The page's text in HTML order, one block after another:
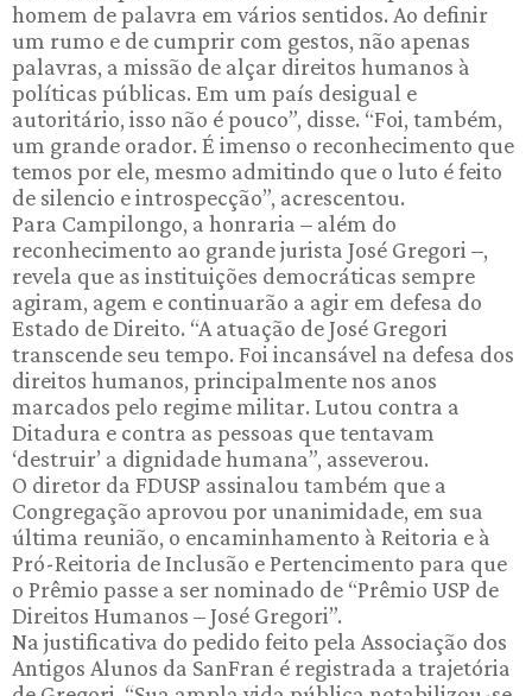
homem de palavra em vários sentidos. Ao definir
um rumo e de cumprir com gestos, não apenas
palavras, a missão de alçar direitos humanos à
políticas públicas. Em um país desigual e
autoritário, isso não é pouco”, disse. “Foi, também,
um grande orador. É imenso o reconhecimento que
temos por ele, mesmo admitindo que o luto é feito
de silencio e introspecção”, acrescentou.
Para Campilongo, a honraria – além do
reconhecimento ao grande jurista José Gregori –,
revela que as instituições democráticas sempre
agiram, agem e continuarão a agir em defesa do
Estado de Direito. “A atuação de José Gregori
transcende seu tempo. Foi incansável na defesa dos
direitos humanos, principalmente nos anos
marcados pelo regime militar. Lutou contra a
Ditadura e contra as pessoas que tentavam
‘destruir’ a dignidade humana”, asseverou.
O diretor da FDUSP assinalou também que a
Congregação aprovou por unanimidade, em sua
última reunião, o encaminhamento à Reitoria e à
Pró-Reitoria de Inclusão e Pertencimento para que
o Prêmio passe a ser nominado de “Prêmio USP de
Direitos Humanos – José Gregori”.
Na justificativa do pedido feito pela Associação dos
Antigos Alunos da SanFran é registrada a trajetória